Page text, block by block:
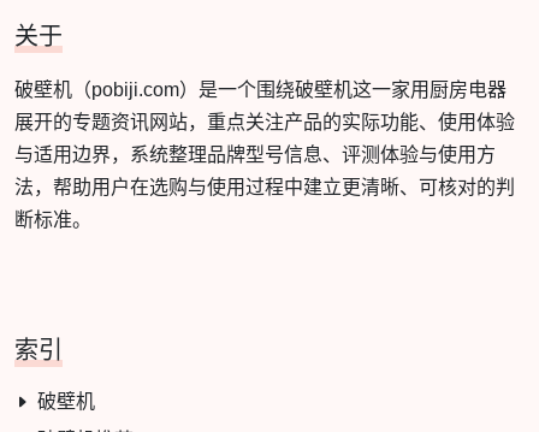
关于
破壁机（pobiji.com）是一个围绕破壁机这一家用厨房电器
展开的专题资讯网站，重点关注产品的实际功能、使用体验
与适用边界，系统整理品牌型号信息、评测体验与使用方
法，帮助用户在选购与使用过程中建立更清晰、可核对的判
断标准。
索引
破壁机